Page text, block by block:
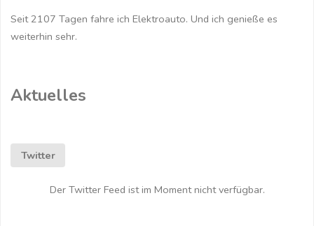
Seit 2107 Tagen fahre ich Elektroauto. Und ich genieße es
weiterhin sehr.
Aktuelles
Twitter
Der Twitter Feed ist im Moment nicht verfügbar.